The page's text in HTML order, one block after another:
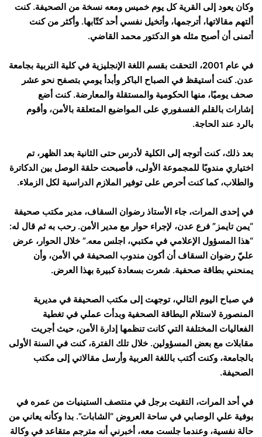
وكان يعود إلى القرية كل يوم خميس ومعه نسخة من الصحيفة. كنت
ألتهم مقالاتها، أترجمها، وأتخيل نفسي أحد كتّابها. وأكثر من كنت
أتمنى أن أصبح مثله هو الدكتور محمد القاضي.
في عام 2001، التحقت بقسم اللغة الإنجليزية في كلية التربية بجامعة
عدن. كنت أستيقظ في الصباح الباكر وأبدأ يومي بتصفح نحو عشر
صحف يوميًا، منها الحكومية والمستقلة والمعارضة. كنت أضع
إشارات بالقلم الفسفوري على المواضيع المتعلقة بالأمن، وأقوم
بالرد عند الحاجة.
بعد ذلك، كنت أتوجه إلى الكلية لأدرس حتى الثانية بعد الظهر، تم
اختياري مندوبًا للمجموعة الأولى، فأصبحت حلقة الوصل بين الدكاترة
والطلاب، كما كنت أحرص على توفير الملازم الدراسية لكل الزملاء.
في إحدى المرات، جاء الأستاذ رضوان السقاف، مدير مكتب صحيفة
“يمن تايمز” فرع عدن، لإجراء حوار مع مدير الأمن. رحب به ثم قال له:
“هذا المسؤول الإعلامي في مكتبي، اجلس معه.” خلال الحوار، عرض
عليّ رضوان السقاف أن أكون مندوب الصحيفة في الأمن، وأن
يمنحني بطاقة صحفية. شعرت بسعادة كبيرة بهذا العرض.
في صباح اليوم التالي، توجهت إلى مكتب الصحيفة في مديرية
المنصورة لاستلام البطاقة الصحفية وبدأت عملي في تغطية
الفعاليات المختلفة التي كانت تنظمها إدارة الأمن، حيث أجريت
مقابلات مع بعض المسؤولين. خلال تلك الفترة، كنت في السنة الأولى
بالجامعة، وكنت أكتب باللغة العربية وأرسل مقالاتي إلى مكتب
الصحيفة.
في أحد المرات، التقيت برجل في منتصف الستينيات من عمره في
بوفية علي الوصابي في ساحة العروض “الشابات”. بدا وكأنه يعاني من
حالة نفسية، وعندما جلست معه، أخبرني أنه مترجم متقاعد في وكالة